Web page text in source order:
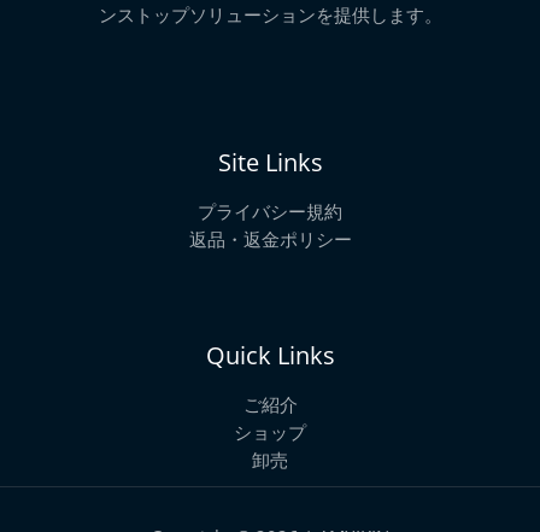
ンストップソリューションを提供します。
Site Links
プライバシー規約
返品・返金ポリシー
Quick Links
ご紹介
ショップ
卸売